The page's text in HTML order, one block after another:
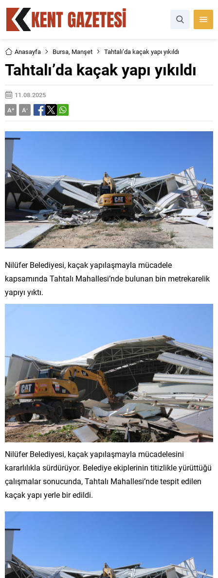
Anasayfa Bursa, Manşet Tahtalı’da kaçak yapı yıkıldı
Tahtalı’da kaçak yapı yıkıldı
11.08.2025
A+ A-
Nilüfer Belediyesi, kaçak yapılaşmayla mücadele
kapsamında Tahtalı Mahallesi’nde bulunan bin metrekarelik
yapıyı yıktı.
Nilüfer Belediyesi, kaçak yapılaşmayla mücadelesini
kararlılıkla sürdürüyor. Belediye ekiplerinin titizlikle yürüttüğü
çalışmalar sonucunda, Tahtalı Mahallesi’nde tespit edilen
kaçak yapı yerle bir edildi.